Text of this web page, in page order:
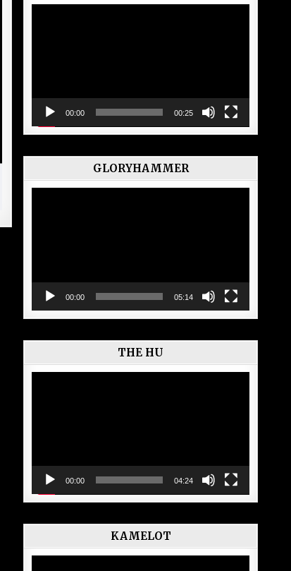
00:00 00:25
GLORYHAMMER
00:00 05:14
THE HU
00:00 04:24
KAMELOT